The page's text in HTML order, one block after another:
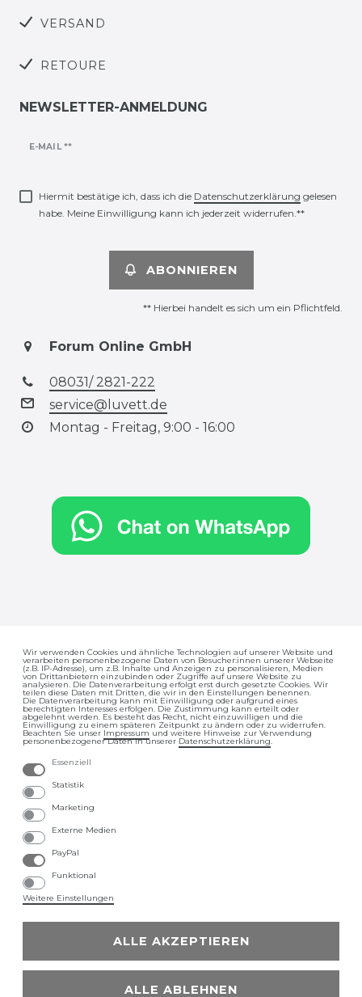
VERSAND
RETOURE
NEWSLETTER-ANMELDUNG
E-MAIL **
Newsletter
Hiermit bestätige ich, dass ich die Daten­schutz­erklärung gelesen
habe. Meine Einwilligung kann ich jederzeit widerrufen.**
ABONNIEREN
** Hierbei handelt es sich um ein Pflichtfeld.
Forum Online GmbH
08031/ 2821-222
service@luvett.de
Montag - Freitag, 9:00 - 16:00
Impressum Daten­schutz­erklärung
AGB
LUVETT - Die WC-Sitz Marke
Wir verwenden Cookies und ähnliche Technologien auf unserer Website und
verarbeiten personenbezogene Daten von Besucher:innen unserer Webseite
(z.B. IP-Adresse), um z.B. Inhalte und Anzeigen zu personalisieren, Medien
von Drittanbietern einzubinden oder Zugriffe auf unsere Website zu
analysieren. Die Datenverarbeitung erfolgt erst durch gesetzte Cookies. Wir
teilen diese Daten mit Dritten, die wir in den Einstellungen benennen.
Die Datenverarbeitung kann mit Einwilligung oder aufgrund eines
berechtigten Interesses erfolgen. Die Zustimmung kann erteilt oder
abgelehnt werden. Es besteht das Recht, nicht einzuwilligen und die
Einwilligung zu einem späteren Zeitpunkt zu ändern oder zu widerrufen.
Beachten Sie unser Impressum und weitere Hinweise zur Verwendung
personenbezogener Daten in unserer Daten­schutz­erklärung.
Essenziell
Statistik
Marketing
Externe Medien
PayPal
Funktional
Weitere Einstellungen
ALLE AKZEPTIEREN
ALLE ABLEHNEN